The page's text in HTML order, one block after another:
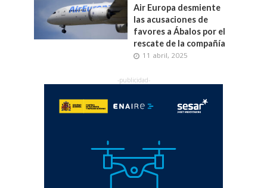
Air Europa desmiente
las acusaciones de
favores a Ábalos por el
rescate de la compañía
11 abril, 2025